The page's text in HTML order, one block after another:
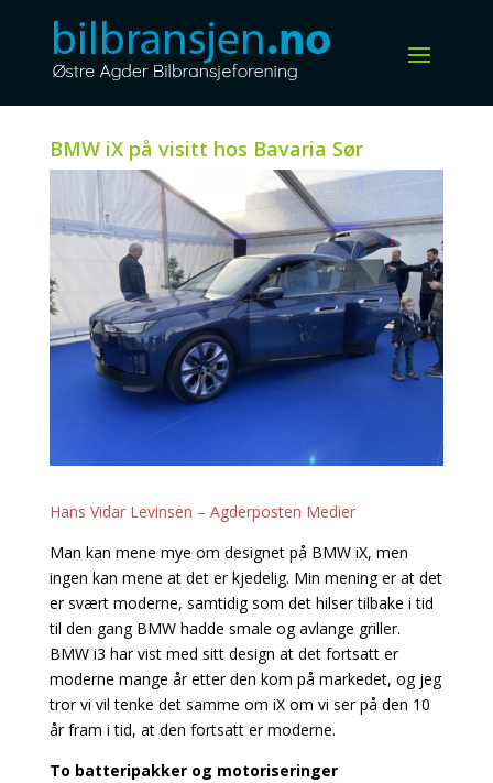
BMW iX på visitt hos Bavaria Sør
Hans Vidar Levinsen – Agderposten Medier
Man kan mene mye om designet på BMW iX, men
ingen kan mene at det er kjedelig. Min mening er at det
er svært moderne, samtidig som det hilser tilbake i tid
til den gang BMW hadde smale og avlange griller.
BMW i3 har vist med sitt design at det fortsatt er
moderne mange år etter den kom på markedet, og jeg
tror vi vil tenke det samme om iX om vi ser på den 10
år fram i tid, at den fortsatt er moderne.
To batteripakker og motoriseringer